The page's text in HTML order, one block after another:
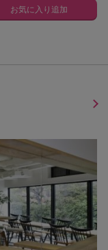
お気に入り追加